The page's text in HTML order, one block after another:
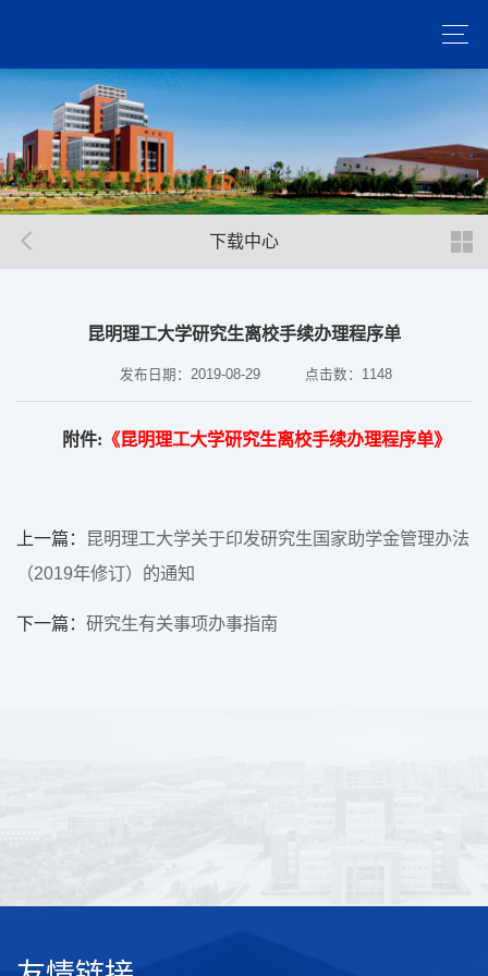
下载中心
昆明理工大学研究生离校手续办理程序单
发布日期：2019-08-29 点击数： 1148
附件: 《昆明理工大学研究生离校手续办理程序单》
上一篇：
昆明理工大学关于印发研究生国家助学金管理办法
（2019年修订）的通知
下一篇： 研究生有关事项办事指南